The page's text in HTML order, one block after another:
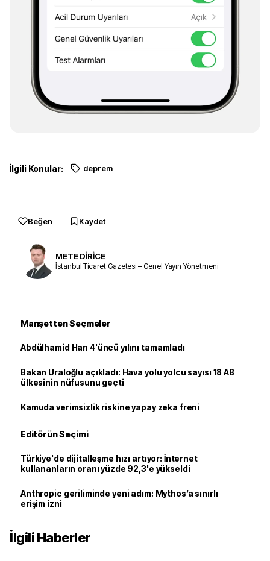
İlgili Konular: deprem
Beğen Kaydet
METE DİRİCE
İstanbul Ticaret Gazetesi – Genel Yayın Yönetmeni
Manşetten Seçmeler
Abdülhamid Han 4'üncü yılını tamamladı
Bakan Uraloğlu açıkladı: Hava yolu yolcu sayısı 18 AB
ülkesinin nüfusunu geçti
Kamuda verimsizlik riskine yapay zeka freni
Editörün Seçimi
Türkiye'de dijitalleşme hızı artıyor: İnternet
kullananların oranı yüzde 92,3'e yükseldi
Anthropic geriliminde yeni adım: Mythos’a sınırlı
erişim izni
İlgili Haberler